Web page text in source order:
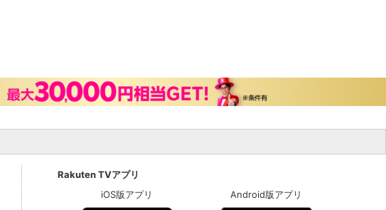
Rakuten TVアプリ
iOS版アプリ
Android版アプリ